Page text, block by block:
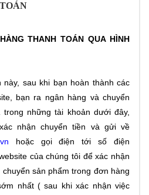
THANH TOÁN QUA HÌNH
sau khi bạn hoàn thành các
bạn ra ngân hàng và chuyển
những tài khoản dưới đây,
nhận chuyển tiền và gửi về
hoặc gọi điện tới số điện
của chúng tôi để xác nhận
sản phẩm trong đơn hàng
nhất ( sau khi xác nhận việc